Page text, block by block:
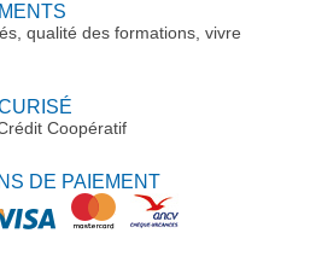
qualité des formations, vivre
Coopératif
DE PAIEMENT